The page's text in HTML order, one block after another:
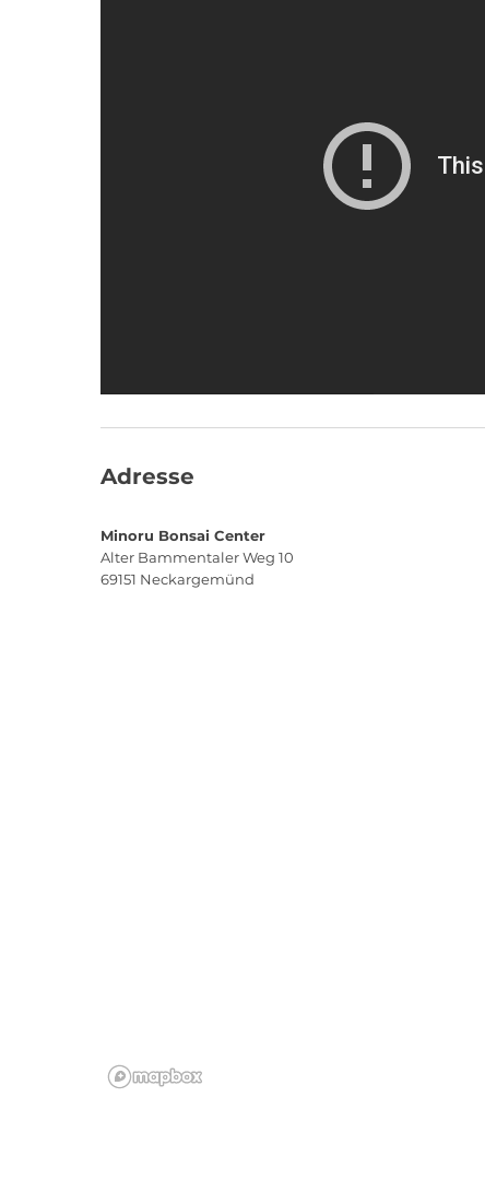
Adresse
Minoru Bonsai Center
Alter Bammentaler Weg 10
69151 Neckargemünd